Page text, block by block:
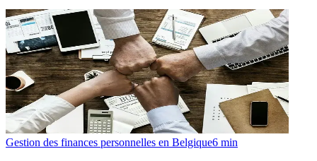
Gestion des finances personnelles en Belgique6 min